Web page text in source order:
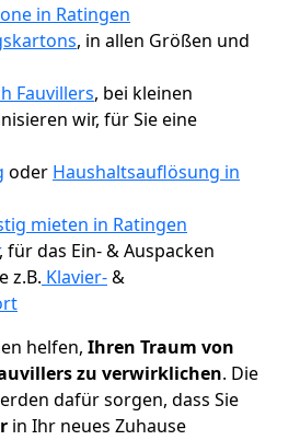
in Ratingen
, in allen Größen und
Fauvillers, bei kleinen
wir, für Sie eine
oder Haushaltsauflösung in
mieten in Ratingen
, für das Ein- & Auspacken
z.B. Klavier-&
helfen, Ihren Traum von
zu verwirklichen. Die
dafür sorgen, dass Sie
in Ihr neues Zuhause